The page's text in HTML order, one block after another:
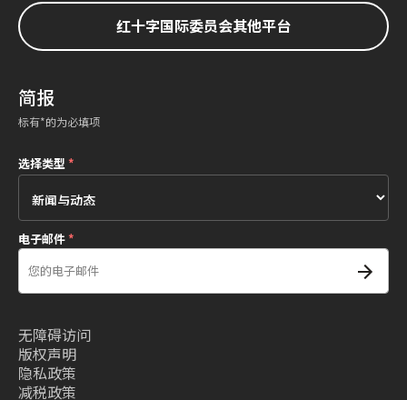
红十字国际委员会其他平台
简报
标有*的为必填项
选择类型*
电子邮件*
无障碍访问
版权声明
隐私政策
减税政策